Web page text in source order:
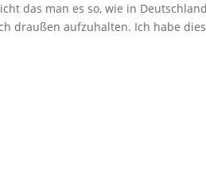
das man es so, wie in
draußen aufzuhalten. Ich habe